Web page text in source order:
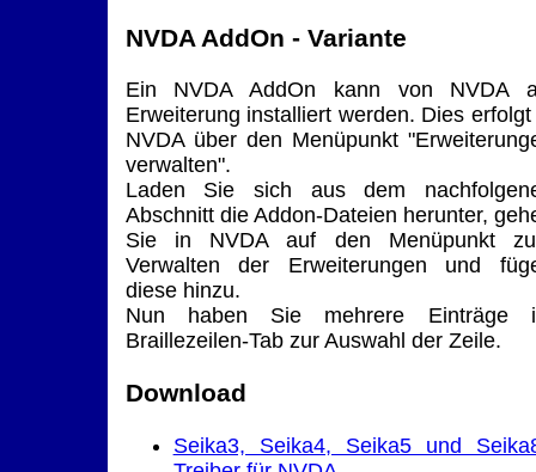
NVDA AddOn - Variante
Ein NVDA AddOn kann von NVDA
Erweiterung installiert werden. Dies erfolgt
NVDA über den Menüpunkt
verwalten".
Laden Sie sich aus dem
Abschnitt die Addon-Dateien herunter,
Sie in NVDA auf den Menüpunkt
Verwalten der Erweiterungen und
diese hinzu.
Nun haben Sie mehrere Einträge
Braillezeilen-Tab zur Auswahl der Zeile.
Download
Seika3, Seika4, Seika5 und